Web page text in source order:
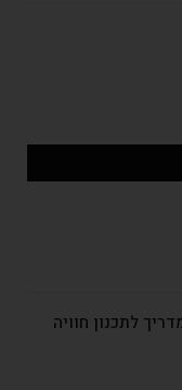
לתכנון חוויה